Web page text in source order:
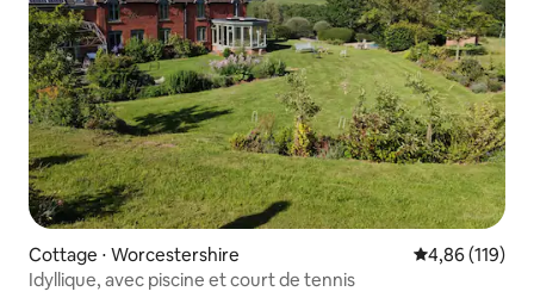
Cottage ⋅ Worcestershire Évaluation
4,86 (119)
Idyllique, avec piscine et court de tennis